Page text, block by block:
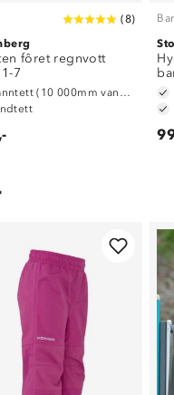
(8)
fôret regnvott
7